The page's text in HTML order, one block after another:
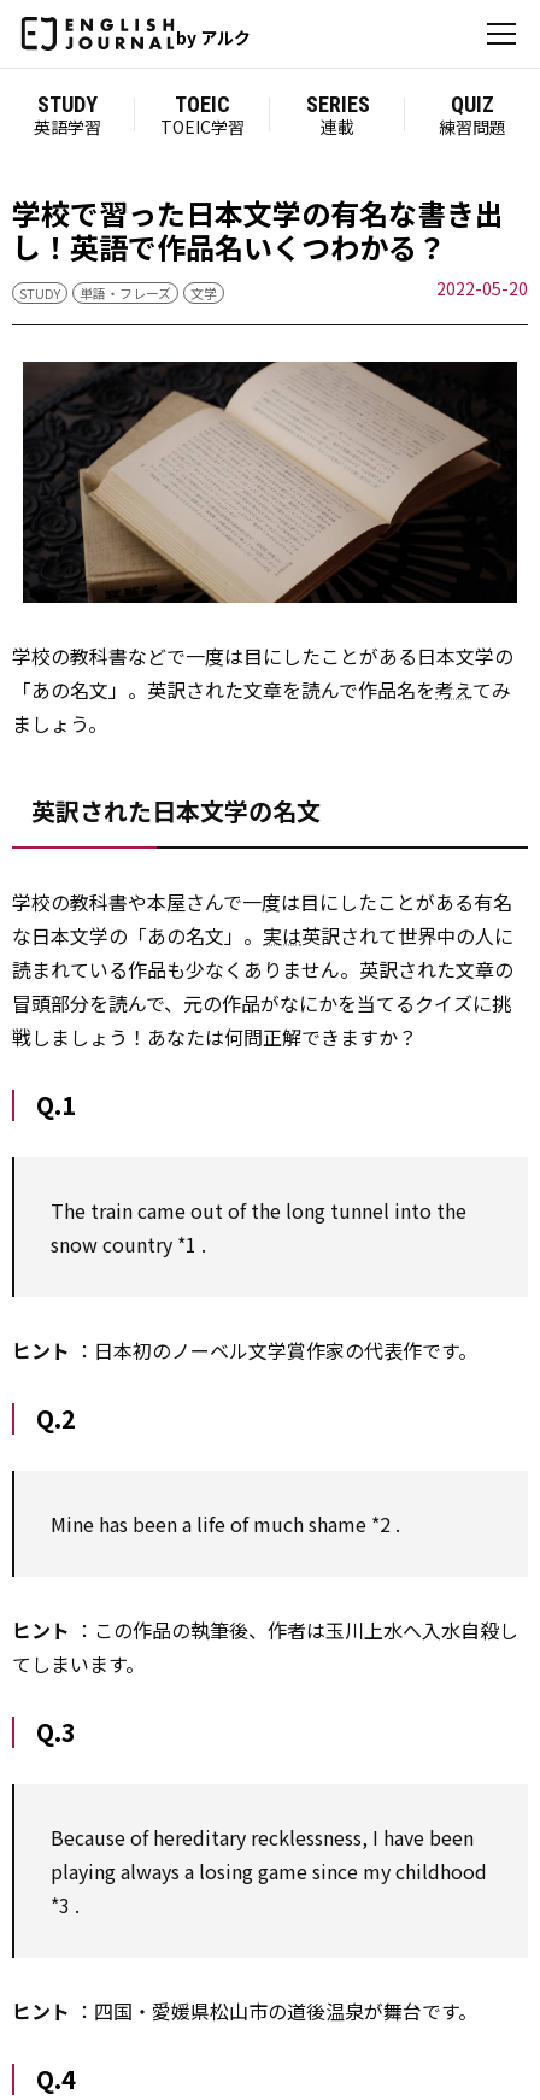
by アルク
STUDY
英語学習
TOEIC
TOEIC学習
SERIES
連載
QUIZ
練習問題
学校で習った日本文学の有名な書き出
し！英語で作品名いくつわかる？
STUDY 単語・フレーズ 文学 2022-05-20
学校の教科書などで一度は目にしたことがある日本文学の
「あの名文」。英訳された文章を読んで作品名を考えてみ
ましょう。
英訳された日本文学の名文
学校の教科書や本屋さんで一度は目にしたことがある有名
な日本文学の「あの名文」。 実は英訳されて世界中の人に
読まれている作品も少なくありません。英訳された文章の
冒頭部分を読んで、元の作品がなにかを当てるクイズに挑
戦しましょう！あなたは何問正解できますか？
Q.1
The train cameout ofthe long tunnel into the
snow country *1 .
ヒント ：日本初のノーベル文学賞作家の代表作です。
Q.2
Mine has been a life of much shame *2 .
ヒント ：この作品の執筆後、作者は玉川上水へ入水自殺し
てしまいます。
Q.3
Because ofhereditary recklessness, I have been
playing always a losing gamesince my childhood
*3 .
ヒント ：四国・愛媛県松山市の道後温泉が舞台です。
Q.4